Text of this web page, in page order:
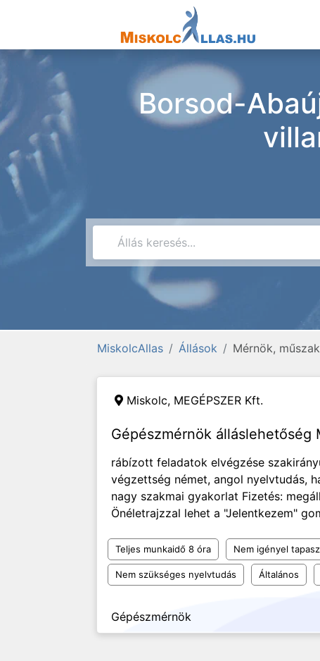
Borsod-
MiskolcAllas Állások Mérnök,
Miskolc, MEGÉPSZER Kft.
Gépészmérnök álláslehetőség
rábízott feladatok elvégzése
végzettség német, angol nyelvtudás,
nagy szakmai gyakorlat Fizetés:
Önéletrajzzal lehet a "Jelentkezem"
Teljes munkaidő 8 óra Nem igényel
Nem szükséges nyelvtudás Általános
Gépészmérnök